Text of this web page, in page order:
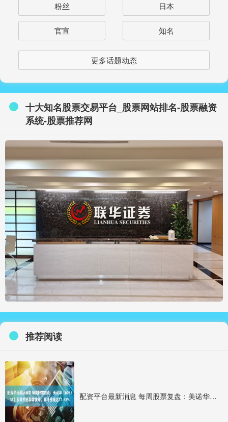
粉丝 日本
官宣 知名
更多话题动态
十大知名股票交易平台_股票网站排名-股票融资
系统-股票推荐网
推荐阅读
配资平台最新消息 每周股票复盘：美诺华（603538）股票交易异常波动，累计涨幅达71.63%